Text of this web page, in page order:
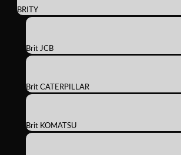
BRITY
Brit JCB
Brit CATERPILLAR
Brit KOMATSU